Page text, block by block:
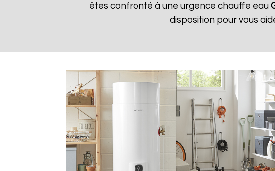
êtes confronté à une urgence chauffe eau
disposition pour vous